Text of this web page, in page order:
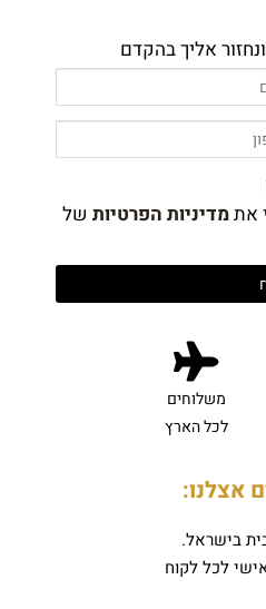
אליך בהקדם
אתמדיניות הפרטיות של
משלוחים
לכל הארץ
אצלנו:
בישראל.
לכל לקוח